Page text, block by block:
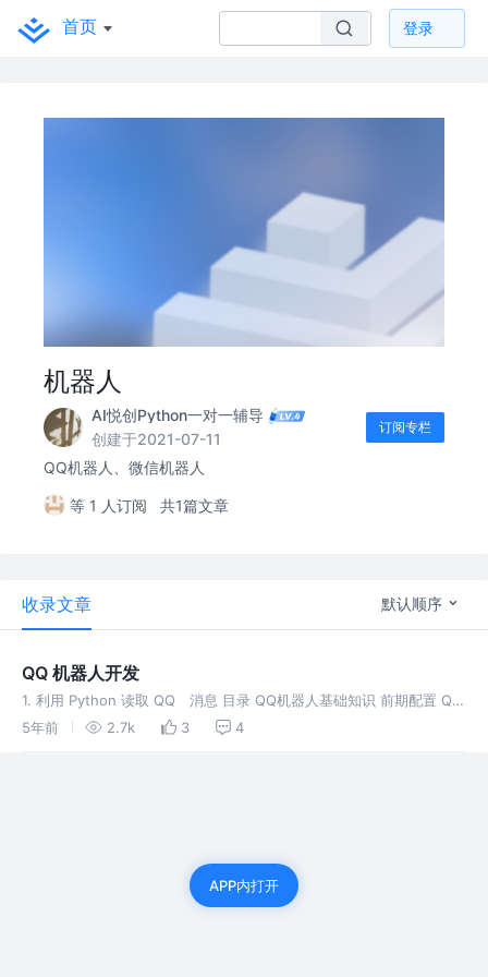
首页 登录
机器人
AI悦创Python一对一辅导
创建于2021-07-11
订阅专栏
QQ机器人、微信机器人
等 1 人订阅 共1篇文章
收录文章 默认顺序
QQ 机器人开发
1. 利用 Python 读取 QQ 消息 目录 QQ机器人基础知识 前期配置 QQ
机器人实现代码 本次作业 1. QQ机器人基础知识 本教程使用 QQ 机器
5年前 2.7k 3 4
APP内打开